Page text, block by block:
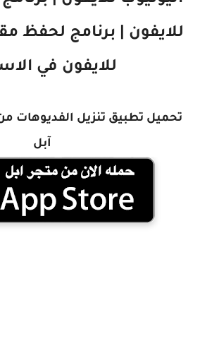
للايفون | برنامج لحفظ
للايفون في
تحميل تطبيق تنزيل الفديوهات
آبل